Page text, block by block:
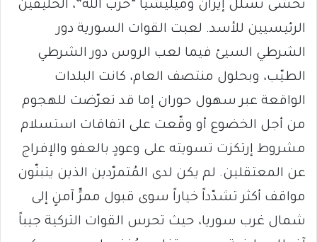
تخشى تسلّل إيران وميليشيا “حزب الله”، الحليفين
الرئيسيين للأسد. لعبت القوات السورية دور
الشرطي السيئ فيما لعب الروس دور الشرطي
الطيّب، وبحلول منتصف العام، كانت البلدات
الواقعة عبر سهول حوران إما قد تعرّضت للهجوم
من أجل الخضوع أو وقّعت على اتفاقات استسلام
مشروط إرتكزت تسويته على وعودٍ بالعفو والإفراج
عن المعتقلين. لم يكن لدى المُتمرّدين الذين يتبنّون
مواقف أكثر تشدّداً خياراً سوى قبول ممرٍّ آمنٍ إلى
شمال غرب سوريا، حيث تحرس القوات التركية جيباً